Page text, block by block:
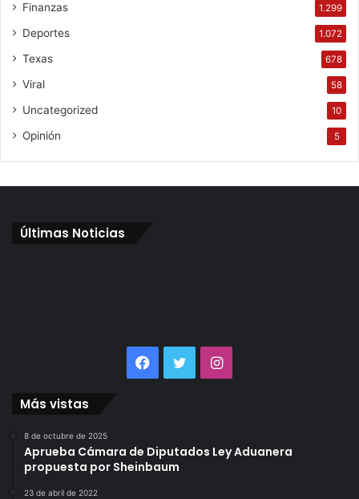
Finanzas 1.299
Deportes 1.072
Texas 678
Viral 58
Uncategorized 10
Opinión 5
Últimas Noticias
Facebook
TwitterInstagram
Más vistas
8 de octubre de 2025
Aprueba Cámara de Diputados Ley Aduanera
propuesta por Sheinbaum
23 de abril de 2022